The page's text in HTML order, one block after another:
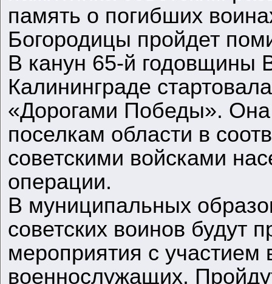
память о погибших
Богородицы пройдет
В канун 65-й годовщины
Калининграде
«Дорогами Победы».
поселкам области в
советскими войсками
операции.
В муниципальных
советских воинов будут
мероприятия с
военнослужащих.